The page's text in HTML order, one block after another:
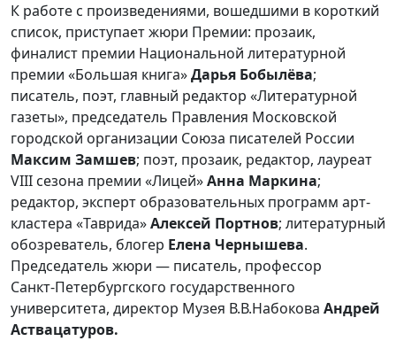
К работе с произведениями, вошедшими в короткий
список, приступает жюри Премии: прозаик,
финалист премии Национальной литературной
премии «Большая книга»Дарья Бобылёва;
писатель, поэт, главный редактор «Литературной
газеты», председатель Правления Московской
городской организации Союза писателей России
Максим Замшев; поэт, прозаик, редактор, лауреат
VIII сезона премии «Лицей»Анна Маркина;
редактор, эксперт образовательных программ арт-
кластера «Таврида»Алексей Портнов; литературный
обозреватель, блогер Елена Чернышева.
Председатель жюри — писатель, профессор
Санкт‑Петербургского государственного
университета, директор Музея В.В.Набокова Андрей
Аствацатуров.